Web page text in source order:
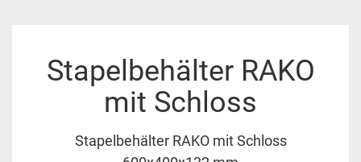
Stapelbehälter RAKO
mit Schloss
Stapelbehälter RAKO mit Schloss